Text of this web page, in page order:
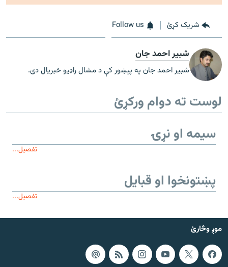
شریک کړئ Follow us
شبیر احمد جان
شبیر احمد جان په پېښور کې د مشال راډیو خبریال دی.
لوست ته دوام ورکړئ
سیمه او نړۍ
تفصیل...
پښتونخوا او قبایل
تفصیل...
موږ وڅارئ